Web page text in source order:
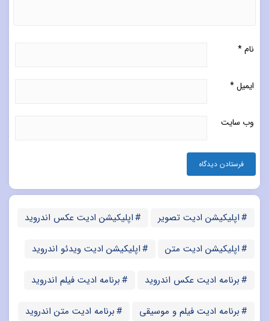
نام*
ایمیل*
وب‌ سایت
اپلیکیشن ادیت تصویر اپلیکیشن ادیت عکس اندروید
اپلیکیشن ادیت متن اپلیکیشن ادیت ویدئو اندروید
برنامه ادیت عکس اندروید برنامه ادیت فیلم اندروید
برنامه ادیت فیلم و موسیقی برنامه ادیت متن اندروید